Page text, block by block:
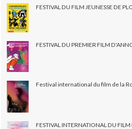
FESTIVAL DU FILM JEUNESSE DE
FESTIVAL DU PREMIER FILM
Festival international du film de la
FESTIVAL INTERNATIONAL DU